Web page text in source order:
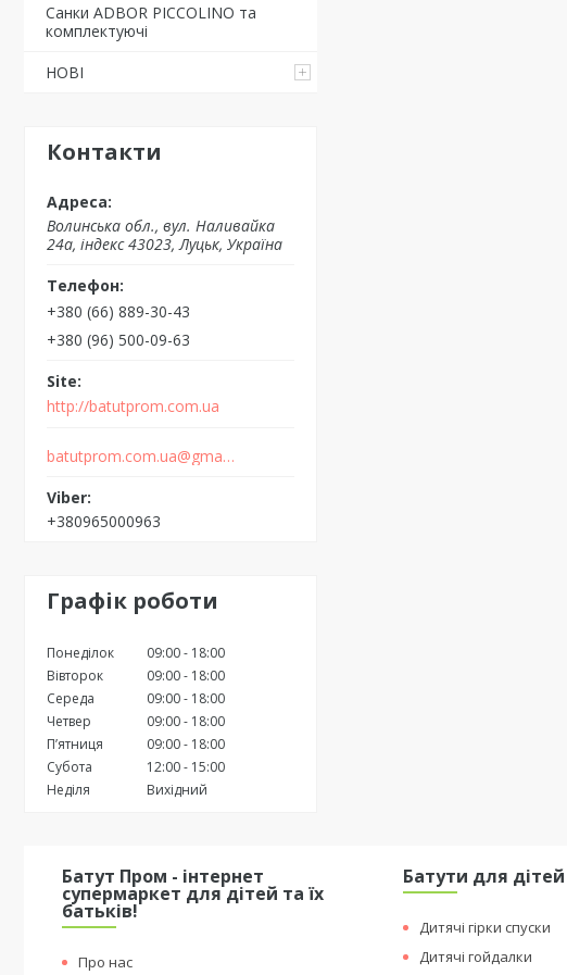
Санки ADBOR PICCOLINO та
комплектуючі
НОВІ
Контакти
Волинська обл., вул. Наливайка
24а, індекс 43023, Луцьк, Україна
+380 (66) 889-30-43
+380 (96) 500-09-63
http://batutprom.com.ua
batutprom.com.ua@gmail.com
+380965000963
Графік роботи
Понеділок 09:00
18:00
Вівторок
09:00
18:00
Середа
09:00
18:00
Четвер
09:00
18:00
Пʼятниця
09:00
18:00
Субота
12:00
15:00
Неділя
Вихідний
Батут Пром - інтернет
супермаркет для дітей та їх
батьків!
Про нас
Батути для дітей
Дитячі гірки спуски
Дитячі гойдалки